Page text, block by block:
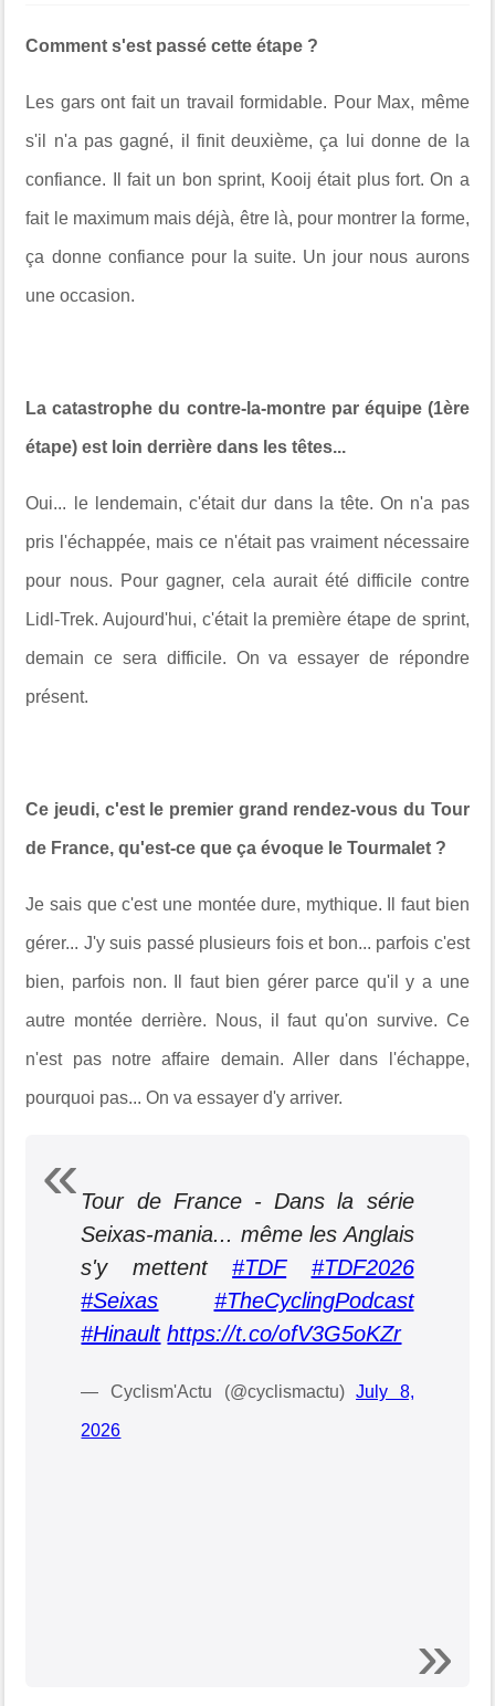
Comment s'est passé cette étape ?
Les gars ont fait un travail formidable. Pour Max, même
s'il n'a pas gagné, il finit deuxième, ça lui donne de la
confiance. Il fait un bon sprint, Kooij était plus fort. On a
fait le maximum mais déjà, être là, pour montrer la forme,
ça donne confiance pour la suite. Un jour nous aurons
une occasion.
La catastrophe du contre-la-montre par équipe (1ère
étape) est loin derrière dans les têtes...
Oui... le lendemain, c'était dur dans la tête. On n'a pas
pris l'échappée, mais ce n'était pas vraiment nécessaire
pour nous. Pour gagner, cela aurait été difficile contre
Lidl-Trek. Aujourd'hui, c'était la première étape de sprint,
demain ce sera difficile. On va essayer de répondre
présent.
Ce jeudi, c'est le premier grand rendez-vous du Tour
de France, qu'est-ce que ça évoque le Tourmalet ?
Je sais que c'est une montée dure, mythique. Il faut bien
gérer... J'y suis passé plusieurs fois et bon... parfois c'est
bien, parfois non. Il faut bien gérer parce qu'il y a une
autre montée derrière. Nous, il faut qu'on survive. Ce
n'est pas notre affaire demain. Aller dans l'échappe,
pourquoi pas... On va essayer d'y arriver.
Tour de France - Dans la série
Seixas-mania... même les Anglais
s'y mettent#TDF
#TDF2026
#Seixas
#TheCyclingPodcast
#Hinault https://t.co/ofV3G5oKZr
— Cyclism'Actu (@cyclismactu)July 8,
2026